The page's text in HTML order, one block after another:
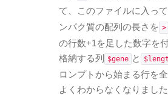
て、このファイルに入っ
ンパク質の配列の長さを >
の行数+1を足した数字を
格納する列
$gene と
ロンプトから始まる行を
よくわからなくなりまし